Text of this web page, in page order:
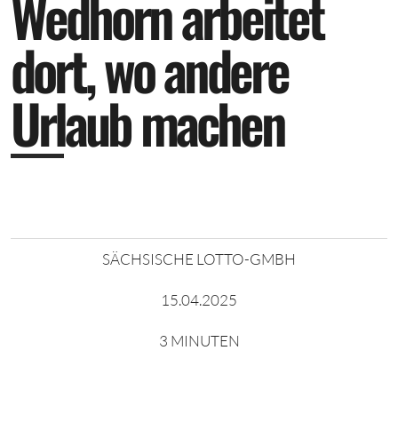
dort,woandere
Urlaubmachen
SÄCHSISCHE LOTTO-GMBH
15.04.2025
3 MINUTEN